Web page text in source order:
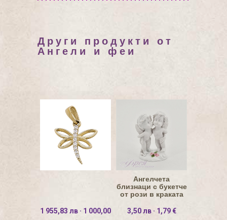
Други продукти от
Ангели и феи
1 955,83 лв · 1 000,00
Ангелчета
близнаци с букетче
от рози в краката
3,50 лв · 1,79 €